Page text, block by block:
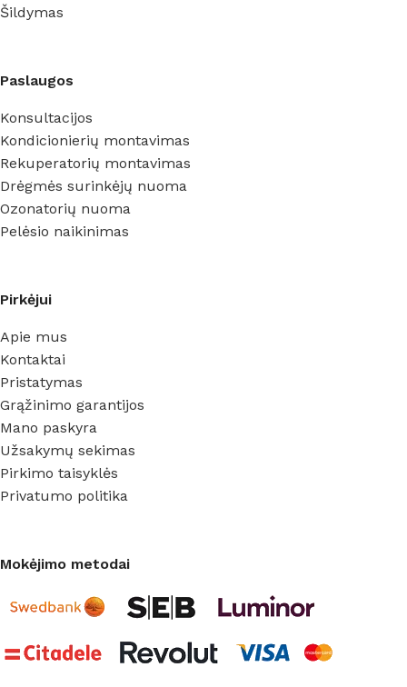
Šildymas
Paslaugos
Konsultacijos
Kondicionierių montavimas
Rekuperatorių montavimas
Drėgmės surinkėjų nuoma
Ozonatorių nuoma
Pelėsio naikinimas
Pirkėjui
Apie mus
Kontaktai
Pristatymas
Grąžinimo garantijos
Mano paskyra
Užsakymų sekimas
Pirkimo taisyklės
Privatumo politika
Mokėjimo metodai